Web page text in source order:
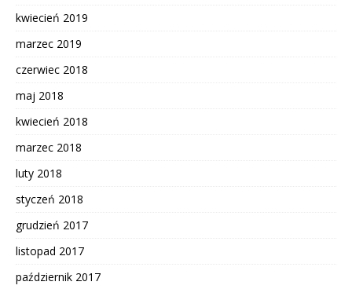
kwiecień 2019
marzec 2019
czerwiec 2018
maj 2018
kwiecień 2018
marzec 2018
luty 2018
styczeń 2018
grudzień 2017
listopad 2017
październik 2017